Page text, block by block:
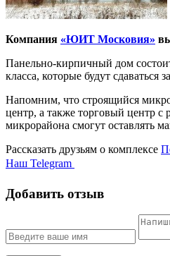
Компания «ЮИТ Московия»
Панельно-кирпичный дом
класса, которые будут
Напомним, что строящийся
центр, а также торговый центр
микрорайона смогут оставлять
Рассказать друзьям о комплексе
Наш Telegram
Добавить отзыв